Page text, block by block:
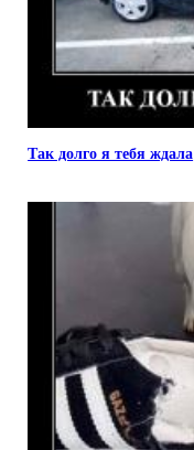
Так долго я тебя ждала